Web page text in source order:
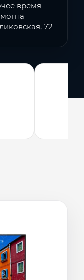
время
72